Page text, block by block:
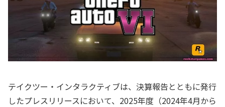
テイクツー・インタラクティブは、決算報告とともに発行
したプレスリリースにおいて、2025年度（2024年4月から